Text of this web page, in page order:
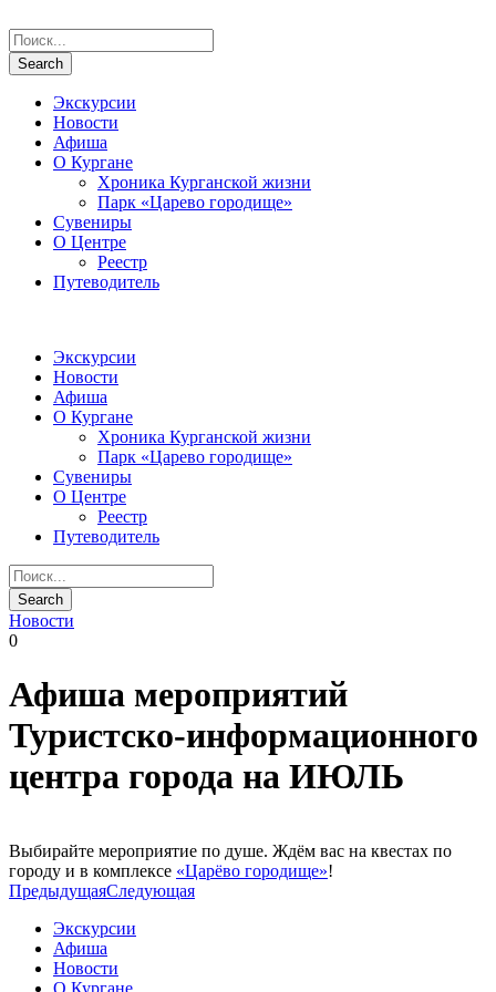
Экскурсии
Новости
Афиша
О Кургане
Хроника Курганской жизни
Парк «Царево городище»
Сувениры
О Центре
Реестр
Путеводитель
Экскурсии
Новости
Афиша
О Кургане
Хроника Курганской жизни
Парк «Царево городище»
Сувениры
О Центре
Реестр
Путеводитель
Новости
0
Афиша мероприятий
Туристско-информационного
центра города на ИЮЛЬ
Выбирайте мероприятие по душе. Ждём вас на квестах по
городу и в комплексе «Царёво городище»!
ПредыдущаяСледующая
Экскурсии
Афиша
Новости
О Кургане